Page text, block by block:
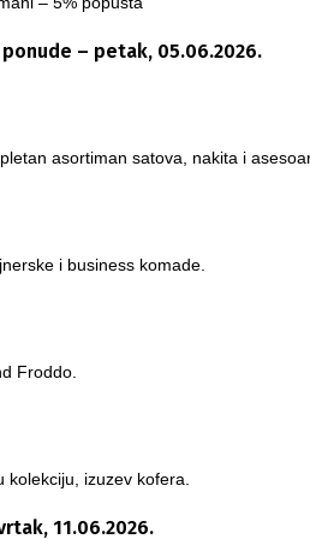
– petak, 05.06.2026.
asortiman satova, nakita i
i business komade.
Froddo.
kolekciju, izuzev kofera.
11.06.2026.